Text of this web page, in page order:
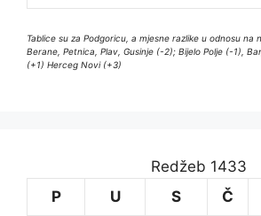
Tablice su za Podgoricu, a mjesne razlike u odnosu na
Berane, Petnica, Plav, Gusinje (-2); Bijelo Polje (-1),
(+1) Herceg Novi (+3)
Redžeb 1433
P
U S Č